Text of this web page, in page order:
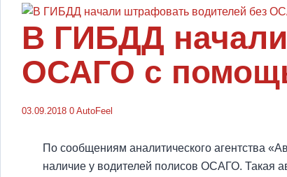
В ГИБДД
ОСАГО с
03.09.2018 0 AutoFeel
По сообщениям аналитического агентства
наличие у водителей полисов ОСАГО. Такая